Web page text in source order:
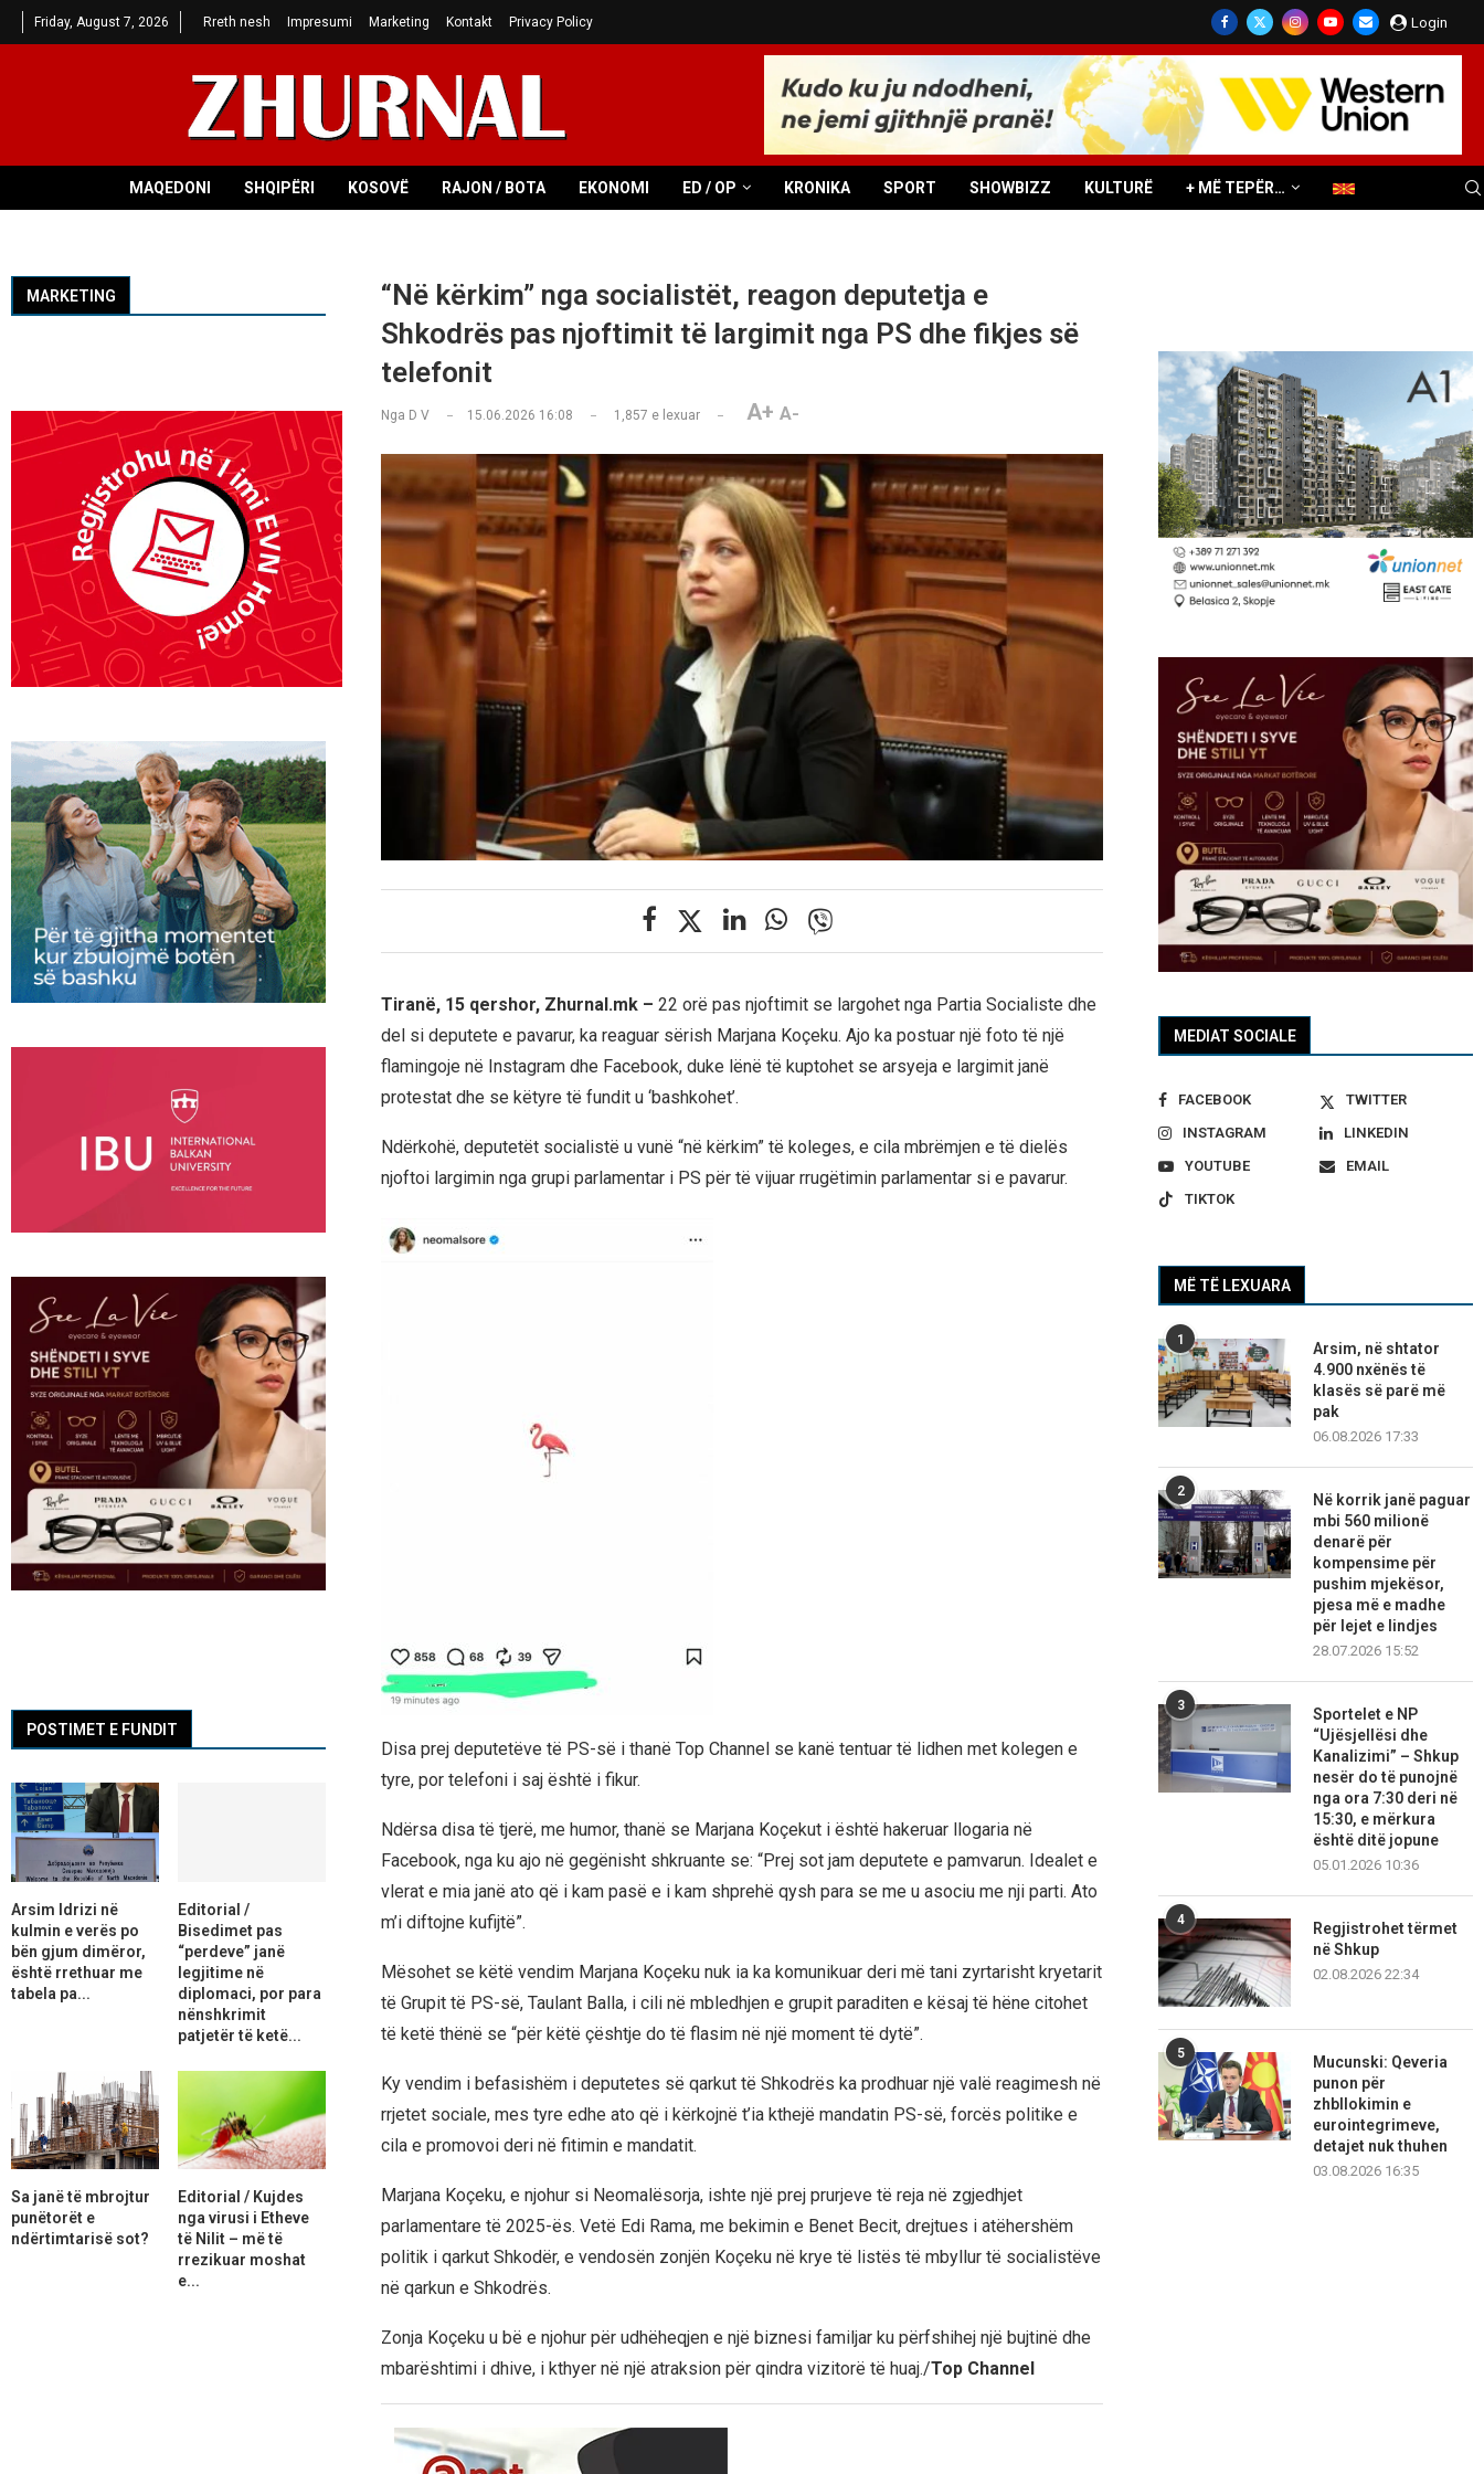
Friday, August 7, 2026 Rreth nesh Impresumi Marketing Kontakt Privacy Policy Login
MAQEDONI SHQIPËRI KOSOVË RAJON / BOTA EKONOMI ED / OP KRONIKA SPORT SHOWBIZZ KULTURË + MË TEPËR…
“Në kërkim” nga socialistët, reagon deputetja e
Shkodrës pas njoftimit të largimit nga PS dhe fikjes së
telefonit
Nga D V 15.06.2026 16:08 1,857 e lexuar A+ A-
Tiranë, 15 qershor, Zhurnal.mk – 22 orë pas njoftimit se largohet nga Partia Socialiste dhe
del si deputete e pavarur, ka reaguar sërish Marjana Koçeku. Ajo ka postuar një foto të një
flamingoje në Instagram dhe Facebook, duke lënë të kuptohet se arsyeja e largimit janë
protestat dhe se këtyre të fundit u ‘bashkohet’.
Ndërkohë, deputetët socialistë u vunë “në kërkim” të koleges, e cila mbrëmjen e të dielës
njoftoi largimin nga grupi parlamentar i PS për të vijuar rrugëtimin parlamentar si e pavarur.
Disa prej deputetëve të PS-së i thanë Top Channel se kanë tentuar të lidhen met kolegen e
tyre, por telefoni i saj është i fikur.
Ndërsa disa të tjerë, me humor, thanë se Marjana Koçekut i është hakeruar llogaria në
Facebook, nga ku ajo në gegënisht shkruante se: “Prej sot jam deputete e pamvarun. Idealet e
vlerat e mia janë ato që i kam pasë e i kam shprehë qysh para se me u asociu me nji parti. Ato
m’i diftojne kufijtë”.
Mësohet se këtë vendim Marjana Koçeku nuk ia ka komunikuar deri më tani zyrtarisht kryetarit
të Grupit të PS-së, Taulant Balla, i cili në mbledhjen e grupit paraditen e kësaj të hëne citohet
të ketë thënë se “për këtë çështje do të flasim në një moment të dytë”.
Ky vendim i befasishëm i deputetes së qarkut të Shkodrës ka prodhuar një valë reagimesh në
rrjetet sociale, mes tyre edhe ato që i kërkojnë t’ia kthejë mandatin PS-së, forcës politike e
cila e promovoi deri në fitimin e mandatit.
Marjana Koçeku, e njohur si Neomalësorja, ishte një prej prurjeve të reja në zgjedhjet
parlamentare të 2025-ës. Vetë Edi Rama, me bekimin e Benet Becit, drejtues i atëhershëm
politik i qarkut Shkodër, e vendosën zonjën Koçeku në krye të listës të mbyllur të socialistëve
në qarkun e Shkodrës.
Zonja Koçeku u bë e njohur për udhëheqjen e një biznesi familjar ku përfshihej një bujtinë dhe
mbarështimi i dhive, i kthyer në një atraksion për qindra vizitorë të huaj./Top Channel
MEDIAT SOCIALE
FACEBOOK
TWITTER
INSTAGRAM
LINKEDIN
YOUTUBE
EMAIL
TIKTOK
MË TË LEXUARA
1
Arsim, në shtator
4.900 nxënës të
klasës së parë më
pak
06.08.2026 17:33
2
Në korrik janë paguar
mbi 560 milionë
denarë për
kompensime për
pushim mjekësor,
pjesa më e madhe
për lejet e lindjes
28.07.2026 15:52
3
Sportelet e NP
“Ujësjellësi dhe
Kanalizimi” – Shkup
nesër do të punojnë
nga ora 7:30 deri në
15:30, e mërkura
është ditë jopune
05.01.2026 10:36
4
Regjistrohet tërmet
në Shkup
02.08.2026 22:34
5
Mucunski: Qeveria
punon për
zhbllokimin e
eurointegrimeve,
detajet nuk thuhen
03.08.2026 16:35
MARKETING
POSTIMET E FUNDIT
Arsim Idrizi në
kulmin e verës po
bën gjum dimëror,
është rrethuar me
tabela pa...
Editorial /
Bisedimet pas
“perdeve” janë
legjitime në
diplomaci, por para
nënshkrimit
patjetër të ketë...
Sa janë të mbrojtur
punëtorët e
ndërtimtarisë sot?
Editorial / Kujdes
nga virusi i Etheve
të Nilit – më të
rrezikuar moshat
e...